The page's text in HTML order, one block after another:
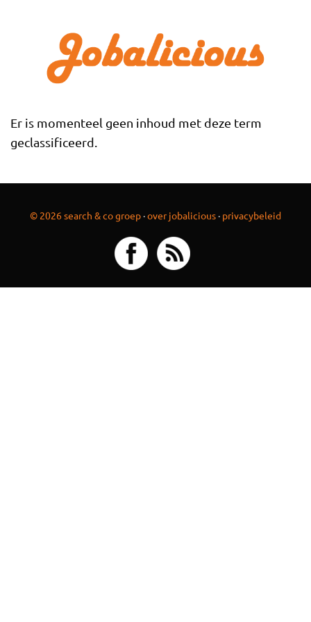
Er is momenteel geen inhoud met deze term
geclassificeerd.
© 2026 search & co groep ·over jobalicious · privacybeleid